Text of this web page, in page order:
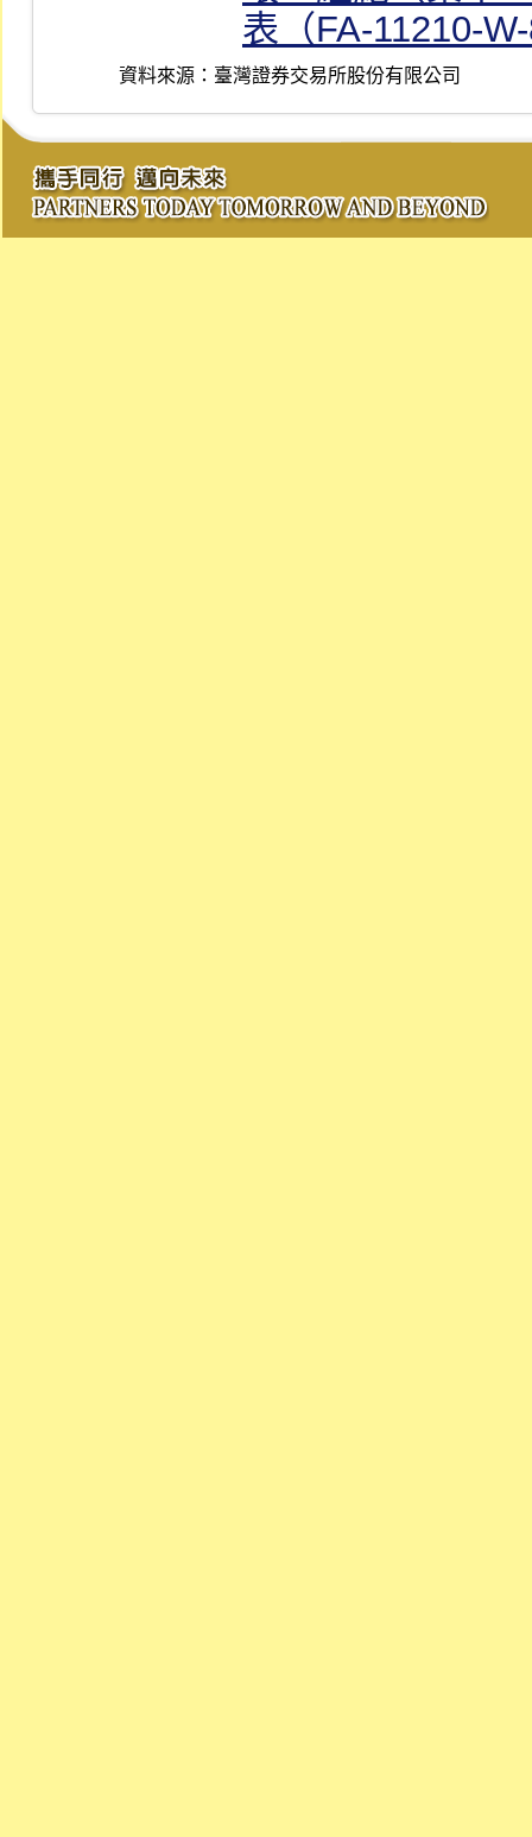
表（FA-11210-
資料來源： 臺灣證券交易所股份有限公司